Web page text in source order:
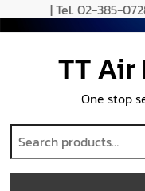
| Tel. 02-385-
TT
One stop